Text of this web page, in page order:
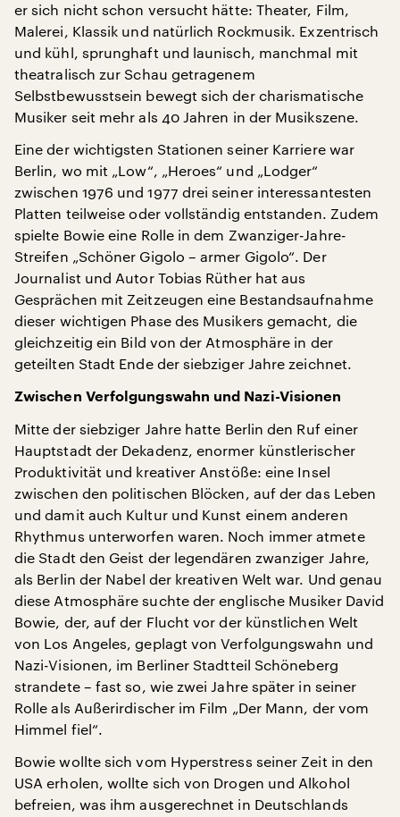
er sich nicht schon versucht hätte: Theater, Film,
Malerei, Klassik und natürlich Rockmusik. Exzentrisch
und kühl, sprunghaft und launisch, manchmal mit
theatralisch zur Schau getragenem
Selbstbewusstsein bewegt sich der charismatische
Musiker seit mehr als 40 Jahren in der Musikszene.
Eine der wichtigsten Stationen seiner Karriere war
Berlin, wo mit „Low“, „Heroes“ und „Lodger“
zwischen 1976 und 1977 drei seiner interessantesten
Platten teilweise oder vollständig entstanden. Zudem
spielte Bowie eine Rolle in dem Zwanziger-Jahre-
Streifen „Schöner Gigolo – armer Gigolo“. Der
Journalist und Autor Tobias Rüther hat aus
Gesprächen mit Zeitzeugen eine Bestandsaufnahme
dieser wichtigen Phase des Musikers gemacht, die
gleichzeitig ein Bild von der Atmosphäre in der
geteilten Stadt Ende der siebziger Jahre zeichnet.
Zwischen Verfolgungswahn und Nazi-Visionen
Mitte der siebziger Jahre hatte Berlin den Ruf einer
Hauptstadt der Dekadenz, enormer künstlerischer
Produktivität und kreativer Anstöße: eine Insel
zwischen den politischen Blöcken, auf der das Leben
und damit auch Kultur und Kunst einem anderen
Rhythmus unterworfen waren. Noch immer atmete
die Stadt den Geist der legendären zwanziger Jahre,
als Berlin der Nabel der kreativen Welt war. Und genau
diese Atmosphäre suchte der englische Musiker David
Bowie, der, auf der Flucht vor der künstlichen Welt
von Los Angeles, geplagt von Verfolgungswahn und
Nazi-Visionen, im Berliner Stadtteil Schöneberg
strandete – fast so, wie zwei Jahre später in seiner
Rolle als Außerirdischer im Film „Der Mann, der vom
Himmel fiel“.
Bowie wollte sich vom Hyperstress seiner Zeit in den
USA erholen, wollte sich von Drogen und Alkohol
befreien, was ihm ausgerechnet in Deutschlands